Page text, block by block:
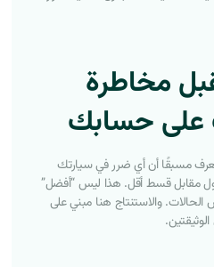
مخاطرة
على حسابك
مسبقًا أن أي ضرر في سيارتك
مقابل قسط أقل. هذا ليس “أفضل”
والاستنتاج هنا مبني على